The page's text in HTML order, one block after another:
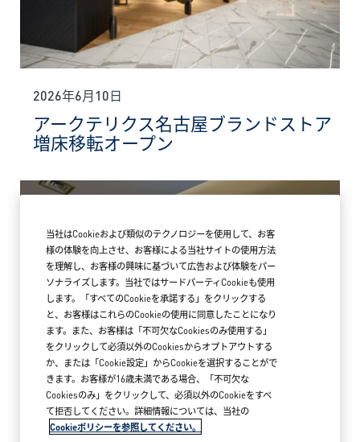
2026年6月10日
アークテリクス名古屋ブランドストア
増床移転オープン
2026年5月18日
当社はCookieおよび類似のテクノロジーを使用して、お客
様の体験を向上させ、お客様による当社サイトの使用方法
を理解し、お客様の興味に基づいて広告および体験をパー
ソナライズします。当社ではサードパーティCookieも使用
します。「すべてのCookieを承諾する」をクリックする
と、お客様はこれらのCookieの使用に同意したことになり
ます。また、お客様は「不可欠なCookiesのみ使用する」
をクリックして必須以外のCookiesからオプトアウトする
か、または「Cookie設定」からCookieを選択することがで
きます。お客様が16歳未満である場合、「不可欠な
Cookiesのみ」をクリックして、必須以外のCookieをすべ
て拒否してください。詳細情報については、当社の
Cookieポリシーを参照してください。